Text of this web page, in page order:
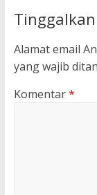
Alamat email
yang wajib
Komentar*